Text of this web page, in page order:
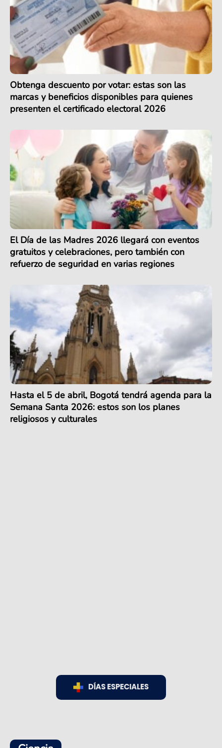
Obtenga descuento por votar: estas son las
marcas y beneficios disponibles para quienes
presenten el certificado electoral 2026
El Día de las Madres 2026 llegará con eventos
gratuitos y celebraciones, pero también con
refuerzo de seguridad en varias regiones
Hasta el 5 de abril, Bogotá tendrá agenda para la
Semana Santa 2026: estos son los planes
religiosos y culturales
DÍAS ESPECIALES